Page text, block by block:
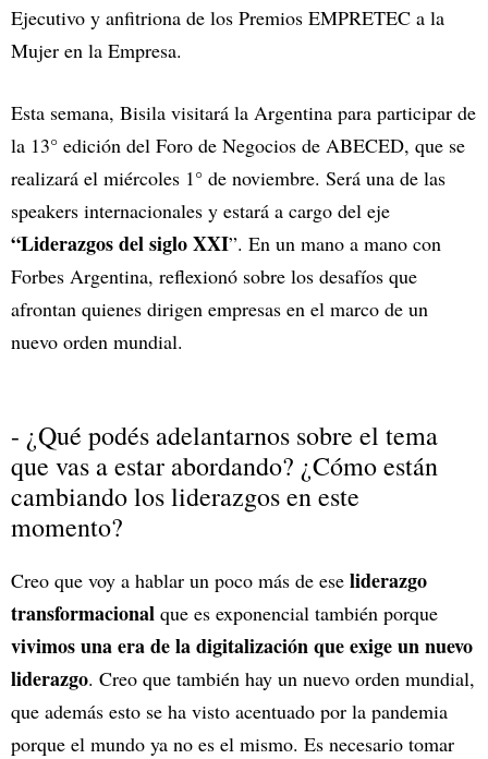
Ejecutivo y anfitriona de los Premios EMPRETEC a la
Mujer en la Empresa.
Esta semana, Bisila visitará la Argentina para participar de
la 13° edición del Foro de Negocios de ABECED, que se
realizará el miércoles 1° de noviembre. Será una de las
speakers internacionales y estará a cargo del eje
“Liderazgos del siglo XXI”. En un mano a mano con
Forbes Argentina, reflexionó sobre los desafíos que
afrontan quienes dirigen empresas en el marco de un
nuevo orden mundial.
- ¿Qué podés adelantarnos sobre el tema
que vas a estar abordando? ¿Cómo están
cambiando los liderazgos en este
momento?
Creo que voy a hablar un poco más de ese liderazgo
transformacional que es exponencial también porque
vivimos una era de la digitalización que exige un nuevo
liderazgo. Creo que también hay un nuevo orden mundial,
que además esto se ha visto acentuado por la pandemia
porque el mundo ya no es el mismo. Es necesario tomar